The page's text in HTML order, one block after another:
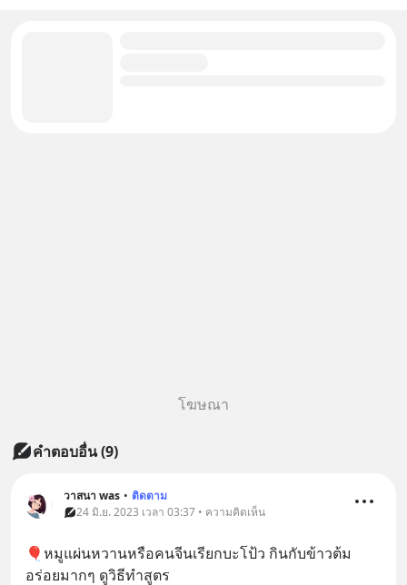
โฆษณา
คำตอบอื่น(9)
วาสนา was • ติดตาม
24 มิ.ย. 2023 เวลา 03:37 • ความคิดเห็น
🎈หมูแผ่นหวานหรือคนจีนเรียกบะโป้ว กินกับข้าวต้ม
อร่อยมากๆ ดูวิธีทำสูตร